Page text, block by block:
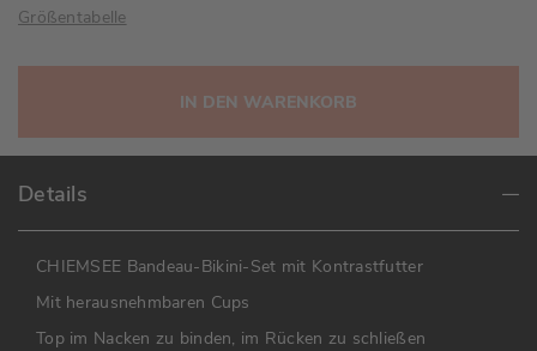
Größentabelle
IN DEN WARENKORB
Details
CHIEMSEE Bandeau-Bikini-Set mit Kontrastfutter
Mit herausnehmbaren Cups
Top im Nacken zu binden, im Rücken zu schließen